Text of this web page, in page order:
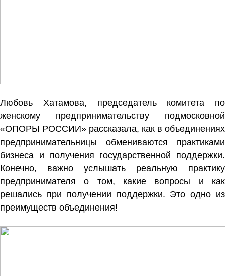
Любовь Хатамова, председатель комитета по
женскому предпринимательству подмосковной
«ОПОРЫ РОССИИ» рассказала, как в объединениях
предпринимательницы обмениваются практиками
бизнеса и получения государственной поддержки.
Конечно, важно услышать реальную практику
предпринимателя о том, какие вопросы и как
решались при получении поддержки. Это одно из
преимуществ объединения!